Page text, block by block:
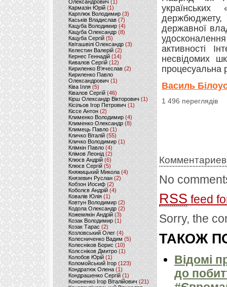
Олександрович (1)
Кармазін Юрій(1)
Карплюк Володимир(3)
Каськів Владислав (7)
Кацуба Володимир (4)
Кацуба Олександр (8)
Кацуба Сергій (5)
Квіташвілі Олександр(3)
Келестин Валерій(2)
Кернес Геннадій (14)
Кивалов Сергій (12)
Кириленко В’ячеслав (2)
Кириленко Павло
Олександрович (1)
Ківа Ілля (5)
Ківалов Сергій(46)
Кірш Олександр Вікторович (1)
Кісільов Ігор Петрович (1)
Кіссе Антон (2)
Клименко Володимир(4)
Клименко Олександр (8)
Климець Павло (1)
Кличко Віталій(55)
Кличко Володимир (1)
Клімкін Павло (4)
Клімов Леонід(2)
Клюєв Андрій(6)
Клюєв Сергій (5)
Княжицький Микола(4)
Князевич Руслан (2)
Кобзон Иосиф(2)
Коболєв Андрій (4)
Ковалів Юлія(1)
Ковтун Володимир (2)
Кодола Олександр (2)
Кожемякін Андрій (3)
Козак Володимир (1)
Козак Тарас (2)
Козловський Олег(4)
Колесниченко Вадим (5)
Колесніков Борис (10)
Колєсніков Дмитро (1)
Колобов Юрій (1)
Коломойський Ігор (123)
Кондратюк Олена(1)
Кондрашенко Сергій (1)
Кононенко Ігор Віталійович (21)
українських
держбюджету,
державної
активності
несвідомих
Василь
1 496 переглядів
No
RSS feed
Sorry, the
ТАКОЖ
Відомі
до